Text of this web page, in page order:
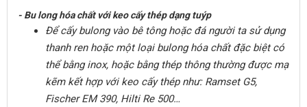
- Bu longhóa chất với keo cấy thép dạng tuýp
Để cấy bulong vào bê tông hoặc đá người ta sử dụng
thanh ren hoặc một loại bulong hóa chất đặc biệt có
thể bằng inox, hoặc bằng thép thông thường được mạ
kẽm kết hợp với keo cấy thép như: Ramset G5,
Fischer EM 390, Hilti Re 500…